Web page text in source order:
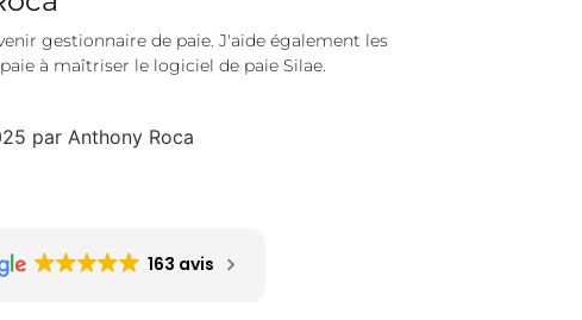
gestionnaire de paie. J'aide également les
à maîtriser le logiciel de paie Silae.
par Anthony Roca
163 avis